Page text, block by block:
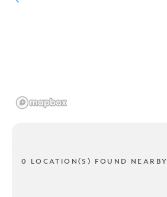
0 LOCATION(S) FOUND NEARBY